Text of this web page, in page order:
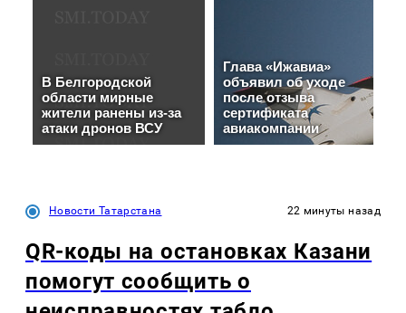
Новости Татарстана 22 минуты назад
QR-коды на остановках Казани
помогут сообщить о